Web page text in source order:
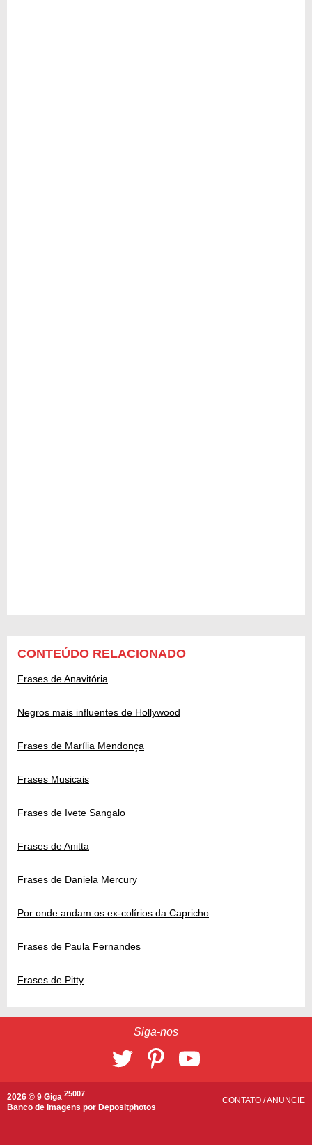
CONTEÚDO RELACIONADO
Frases de Anavitória
Negros mais influentes de Hollywood
Frases de Marília Mendonça
Frases Musicais
Frases de Ivete Sangalo
Frases de Anitta
Frases de Daniela Mercury
Por onde andam os ex-colírios da Capricho
Frases de Paula Fernandes
Frases de Pitty
Siga-nos
2026 © 9 Giga 25007
Banco de imagens por Depositphotos
CONTATO /ANUNCIE